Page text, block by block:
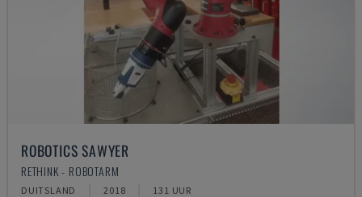
ROBOTICS SAWYER
RETHINK - ROBOTARM
DUITSLAND 2018 131 UUR